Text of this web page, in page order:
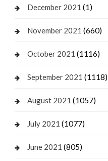
December 2021 (1)
November 2021 (660)
October 2021 (1116)
September 2021 (1118)
August 2021 (1057)
July 2021 (1077)
June 2021 (805)